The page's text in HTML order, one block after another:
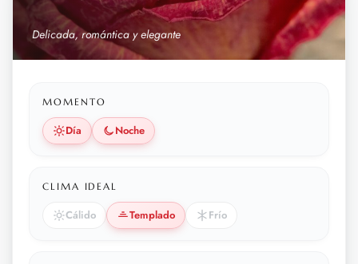
Delicada, romántica y elegante
MOMENTO
Día Noche
CLIMA IDEAL
Cálido Templado Frío